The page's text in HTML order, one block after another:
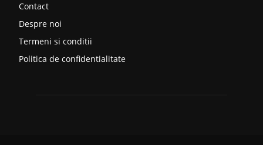
Contact
Despre noi
Termeni si conditii
Politica de confidentialitate